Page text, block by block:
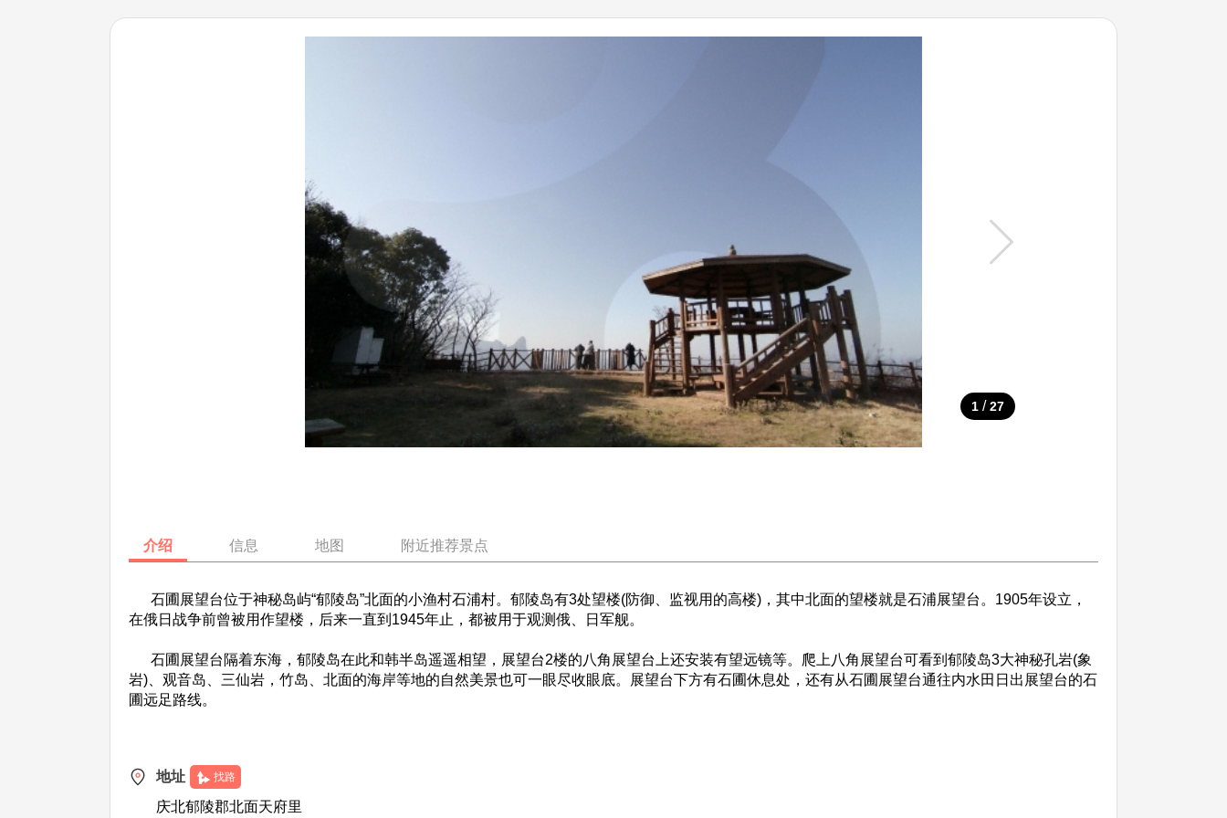
1 / 27
介绍 信息 地图 附近推荐景点
石圃展望台位于神秘岛屿“郁陵岛”北面的小渔村石浦村。郁陵岛有3处望楼(防御、监视用的高楼)，其中北面的望楼就是石浦展望台。1905年设立，
在俄日战争前曾被用作望楼，后来一直到1945年止，都被用于观测俄、日军舰。
石圃展望台隔着东海，郁陵岛在此和韩半岛遥遥相望，展望台2楼的八角展望台上还安装有望远镜等。爬上八角展望台可看到郁陵岛3大神秘孔岩(象
岩)、观音岛、三仙岩，竹岛、北面的海岸等地的自然美景也可一眼尽收眼底。展望台下方有石圃休息处，还有从石圃展望台通往内水田日出展望台的石
圃远足路线。
地址 找路
庆北郁陵郡北面天府里